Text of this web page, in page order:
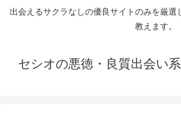
出会えるサクラなしの優良サイトのみを厳選
教えます。
セシオの悪徳・良質出会い